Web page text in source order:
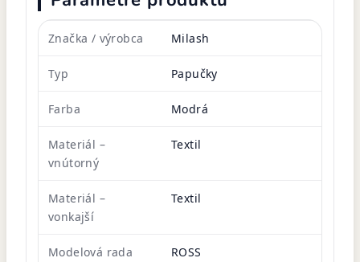
Značka / výrobca Milash
Typ Papučky
Farba Modrá
Materiál –
vnútorný
Textil
Materiál –
vonkajší
Textil
Modelová rada ROSS